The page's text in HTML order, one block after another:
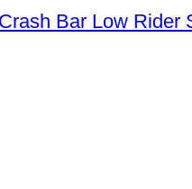
Bar Low Rider